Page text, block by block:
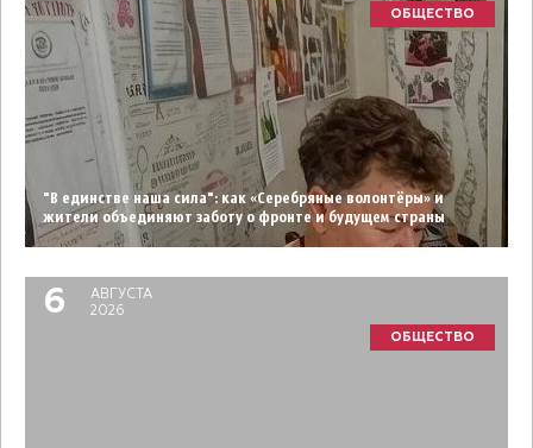
ОБЩЕСТВО
"В единстве наша сила": как «Серебряные волонтёры» и
жители объединяют заботу о фронте и будущем страны
6
АВГУСТА
2026
ОБЩЕСТВО